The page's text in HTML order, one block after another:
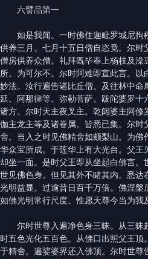
六譬品第一
如是我闻。一时佛住迦毗罗城尼拘
供养三月。七月十五日僧自恣竟。尔
僧房供养众僧。礼拜既毕奉上杨枝及
所。为可尔不。尔时阿难即宣此言。
妙法。汝行遍告诸比丘僧。及往林中
延。阿那律等。弥勒菩萨。跋陀婆罗
诸方。尔时天主夜叉主。乾闼婆主阿
伽主龙主等及诸眷属。皆悉已集。尔
舍。当入之时见佛精舍如颇梨山。为
华众宝所成。于莲华上有大光台。父
却坐一面。是时父王即从坐起白佛言
世见佛色身。但见其外不睹其内。悉
光明益显。过逾昔日百千万倍。佛涅槃
如佛光明常行尺度。惟愿天尊今当为我
尔时世尊入遍净色身三昧。从三昧
时五色光化五百色。从佛口出照父王
于精舍。遍娑婆界还入佛顶。尔时世